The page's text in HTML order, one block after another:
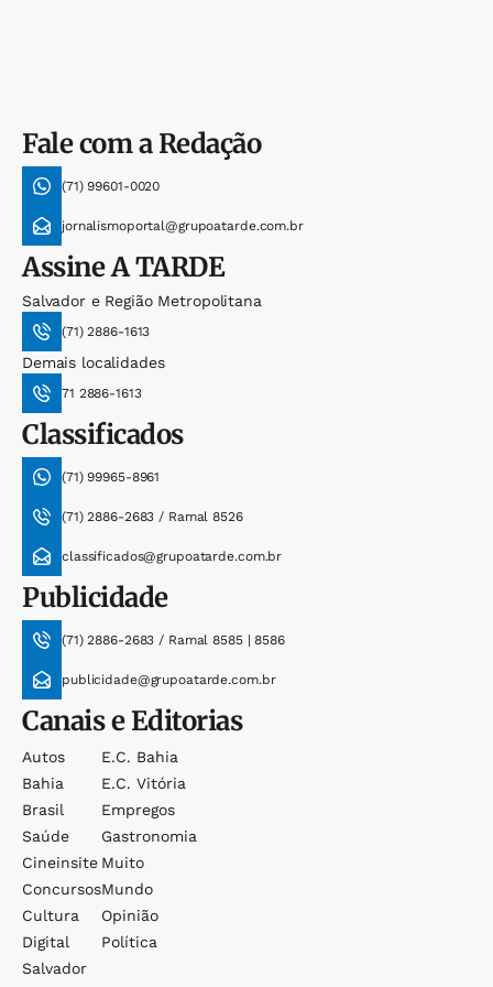
Fale com a Redação
(71) 99601-0020
jornalismoportal@grupoatarde.com.br
AssineA TARDE
Salvador e Região Metropolitana
(71) 2886-1613
Demais localidades
71 2886-1613
Classificados
(71) 99965-8961
(71) 2886-2683 / Ramal 8526
classificados@grupoatarde.com.br
Publicidade
(71) 2886-2683 / Ramal 8585 | 8586
publicidade@grupoatarde.com.br
Canais e Editorias
Autos
Bahia
Brasil
Saúde
Cineinsite
Concursos
Cultura
Digital
Salvador
E.c. Bahia
E.c. Vitória
Empregos
Gastronomia
Muito
Mundo
Opinião
Política